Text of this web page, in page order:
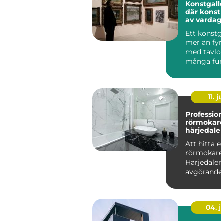
där
av
Ett
mer än
med
många
11.
Att hitta
04.